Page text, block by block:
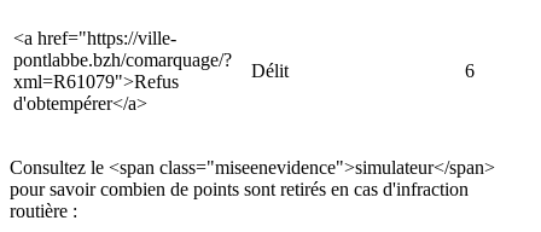
<a href="https://ville-
pontlabbe.bzh/comarquage/?
xml=R61079">Refus
d'obtempérer</a>
Délit 6
Consultez le <span class="miseenevidence">simulateur</span>
pour savoir combien de points sont retirés en cas d'infraction
routière :